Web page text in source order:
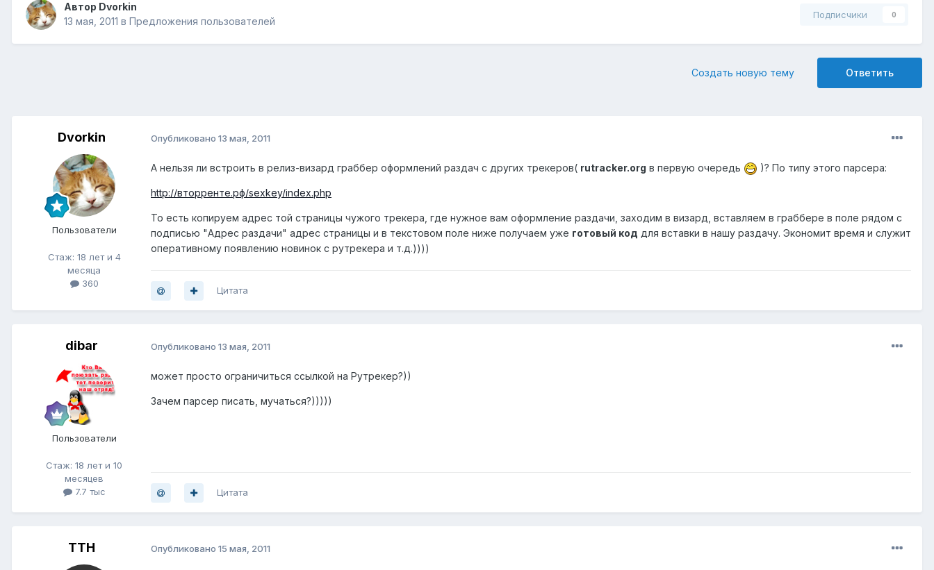
Автор Dvorkin
13 мая, 2011 в Предложения пользователей
Подписчики 0
Ответить
Создать новую тему
Dvorkin
Пользователи
Стаж: 18 лет и 4
месяца
360
Опубликовано 13 мая, 2011
А нельзя ли встроить в релиз-визард граббер оформлений раздач с других трекеров( rutracker.org в первую очередь )? По типу этого парсера:
http://вторренте.рф/sexkey/index.php
То есть копируем адрес той страницы чужого трекера, где нужное вам оформление раздачи, заходим в визард, вставляем в граббере в поле рядом с
подписью "Адрес раздачи" адрес страницы и в текстовом поле ниже получаем уже готовый код для вставки в нашу раздачу. Экономит время и служит
оперативному появлению новинок с рутрекера и т.д.))))
Цитата
dibar
Пользователи
Стаж: 18 лет и 10
месяцев
7.7 тыс
Опубликовано 13 мая, 2011
может просто ограничиться ссылкой на Рутрекер?))
Зачем парсер писать, мучаться?)))))
Цитата
TTH Опубликовано 15 мая, 2011